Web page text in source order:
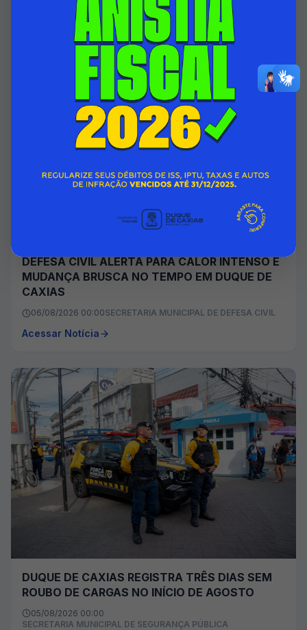
06/08/2026 00:00
SECRETARIA MUNICIPAL DE ASSISTÊNCIA SOCIAL E DIREITOS
Acessar Notícia
DEFESA CIVIL ALERTA PARA CALOR INTENSO E
MUDANÇA BRUSCA NO TEMPO EM DUQUE DE
CAXIAS
06/08/2026 00:00SECRETARIA MUNICIPAL DE DEFESA CIVIL
Acessar Notícia
DUQUE DE CAXIAS REGISTRA TRÊS DIAS SEM
ROUBO DE CARGAS NO INÍCIO DE AGOSTO
05/08/2026 00:00
SECRETARIA MUNICIPAL DE SEGURANÇA PÚBLICA